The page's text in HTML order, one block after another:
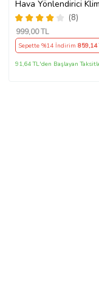
Hava Yönlendirici
Aparatı
(8)
999,00 TL
Sepette %14 İndirim859,14
91,64 TL'den Başlayan